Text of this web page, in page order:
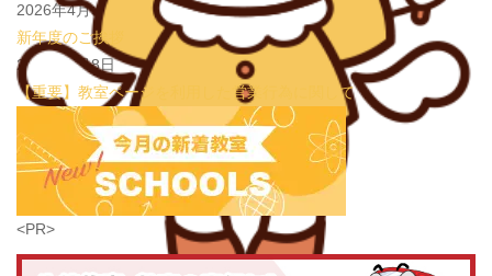
秋田県
山形県
福島県
関東
栃木県
群馬県
埼玉県
千葉県
東京都
学習教室(5437)
2026年4月3日
新年度のご挨拶
2026年1月8日
【重要】教室ページを利用した営業行為に関して
<PR>